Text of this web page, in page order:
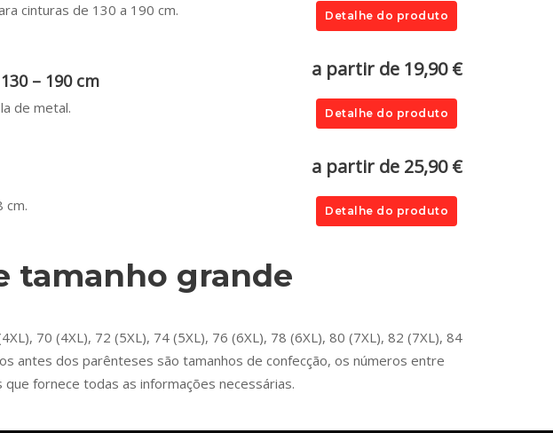
cinturas de 130 a 190 cm. Detalhe do produto
– 190 cm
de metal.
a partir de 19,90 €
Detalhe do produto
cm.
a partir de 25,90 €
Detalhe do produto
tamanho grande
70 (4XL), 72 (5XL), 74 (5XL), 76 (6XL), 78 (6XL), 80 (7XL), 82 (7XL), 84
antes dos parênteses são tamanhos de confecção, os números entre
fornece todas as informações necessárias.